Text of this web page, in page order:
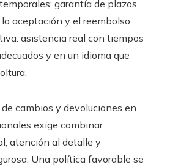
garantía de plazos
aceptación y el reembolso.
asistencia real con tiempos
y en un idioma que
cambios y devoluciones en
exige combinar
atención al detalle y
Una política favorable se